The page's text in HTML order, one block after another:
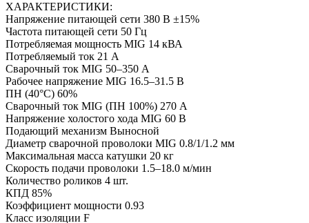
ХАРАКТЕРИСТИКИ:
Напряжение питающей сети 380 В ±15%
Частота питающей сети 50 Гц
Потребляемая мощность MIG 14 кВА
Потребляемый ток 21 А
Сварочный ток MIG 50–350 А
Рабочее напряжение MIG 16.5–31.5 В
ПН (40°C) 60%
Сварочный ток MIG (ПН 100%) 270 А
Напряжение холостого хода MIG 60 В
Подающий механизм Выносной
Диаметр сварочной проволоки MIG 0.8/1/1.2 мм
Максимальная масса катушки 20 кг
Скорость подачи проволоки 1.5–18.0 м/мин
Количество роликов 4 шт.
КПД 85%
Коэффициент мощности 0.93
Класс изоляции F